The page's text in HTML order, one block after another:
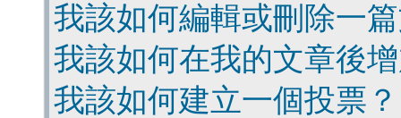
我該如何編輯或刪除一
我該如何在我的文章後
我該如何建立一個投票？